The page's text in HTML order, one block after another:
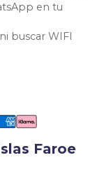
en tu
buscar WIFI
Faroe